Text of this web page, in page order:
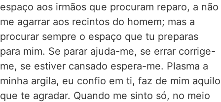
espaço aos irmãos que procuram reparo, a não
me agarrar aos recintos do homem; mas a
procurar sempre o espaço que tu preparas
para mim. Se parar ajuda-me, se errar corrige-
me, se estiver cansado espera-me. Plasma a
minha argila, eu confio em ti, faz de mim aquilo
que te agradar. Quando me sinto só, no meio